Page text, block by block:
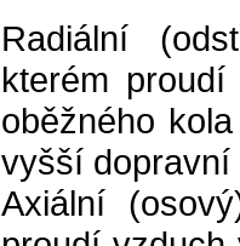
Radiální
kterém
oběžného
vyšší dopravní
Axiální